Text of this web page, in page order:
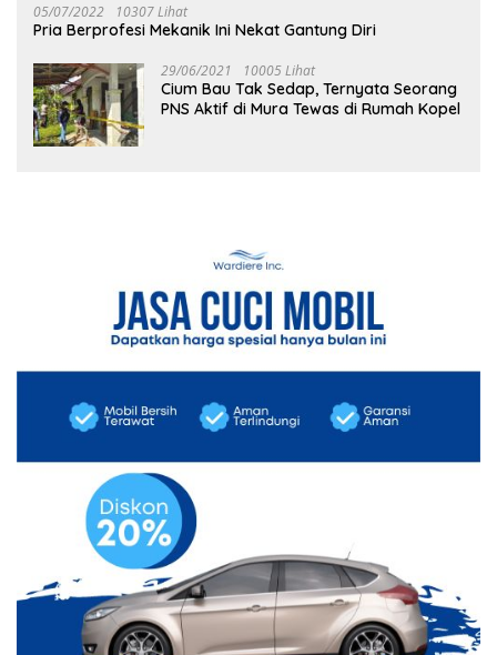
05/07/2022 10307 Lihat
Pria Berprofesi Mekanik Ini Nekat Gantung Diri
29/06/2021 10005 Lihat
Cium Bau Tak Sedap, Ternyata Seorang
PNS Aktif di Mura Tewas di Rumah Kopel